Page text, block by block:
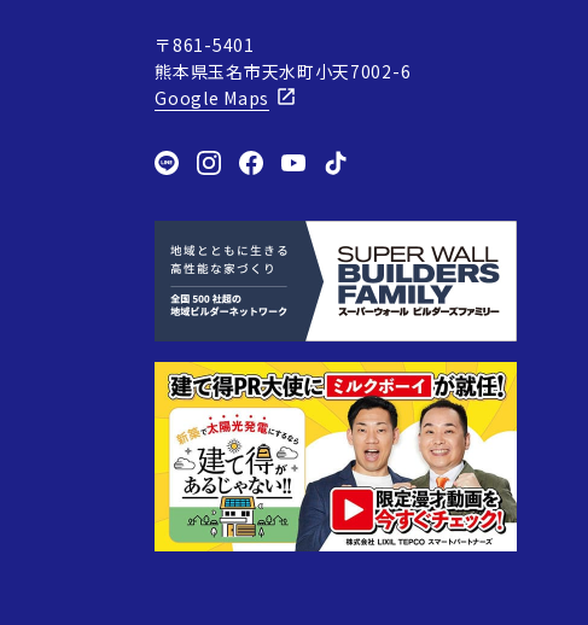
〒861-5401
熊本県玉名市天水町小天7002-6
Google Maps